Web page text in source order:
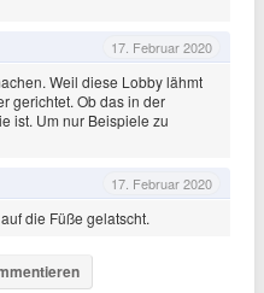
17. Februar 2020
Weil diese Lobby lähmt
gerichtet. Ob das in der
ist. Um nur Beispiele zu
17. Februar 2020
die Füße gelatscht.